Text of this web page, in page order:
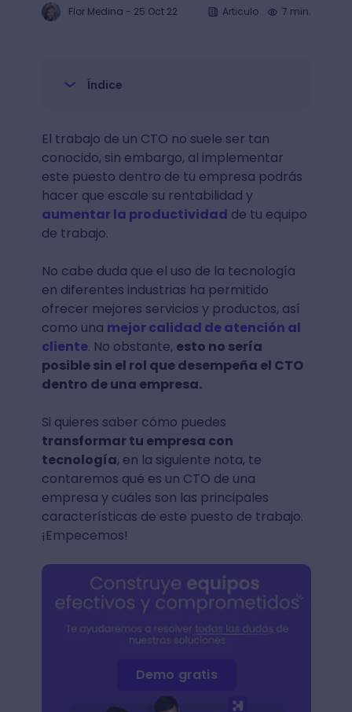
Flor Medina - 25 Oct 22 Articulo 7 min.
Índice
El trabajo de un CTO no suele ser tan
conocido, sin embargo, al implementar
este puesto dentro de tu empresa podrás
hacer que escale su rentabilidad y
aumentar la productividad de tu equipo
de trabajo.
No cabe duda que el uso de la tecnología
en diferentes industrias ha permitido
ofrecer mejores servicios y productos, así
como una mejor calidad de atención al
cliente. No obstante, esto no sería
posible sin el rol que desempeña el CTO
dentro de una empresa.
Si quieres saber cómo puedes
transformar tu empresa con
tecnología, en la siguiente nota, te
contaremos qué es un CTO de una
empresa y cuáles son las principales
características de este puesto de trabajo.
¡Empecemos!
Demo gratis